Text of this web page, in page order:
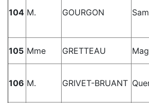
104 M. GOURGON
105 Mme GRETTEAU
106 M. GRIVET-BRUANT